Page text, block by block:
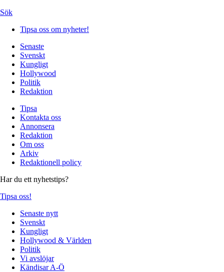
Sök
Tipsa oss om nyheter!
Senaste
Svenskt
Kungligt
Hollywood
Politik
Redaktion
Tipsa
Kontakta oss
Annonsera
Redaktion
Om oss
Arkiv
Redaktionell policy
Har du ett nyhetstips?
Tipsa oss!
Senaste nytt
Svenskt
Kungligt
Hollywood & Världen
Politik
Vi avslöjar
Kändisar A-Ö